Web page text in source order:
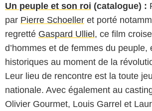
Un peuple et son roi (catalogue) :
par Pierre Schoeller et porté
regretté Gaspard Ulliel, ce film
d’hommes et de femmes du peuple,
historiques au moment de la
Leur lieu de rencontre est la toute
nationale. Avec également au
Olivier Gourmet, Louis Garrel et